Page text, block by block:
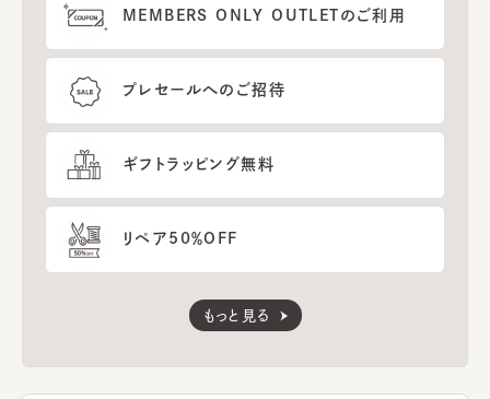
MEMBERS ONLY OUTLETのご利用
プレセールへのご招待
ギフトラッピング無料
リペア50％OFF
もっと見る